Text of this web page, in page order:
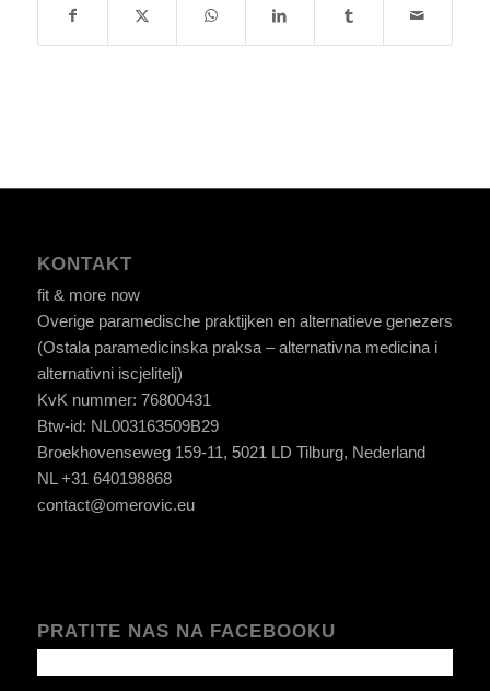
KONTAKT
fit & more now
Overige paramedische praktijken en alternatieve genezers
(Ostala paramedicinska praksa – alternativna medicina i
alternativni iscjelitelj)
KvK nummer: 76800431
Btw-id: NL003163509B29
Broekhovenseweg 159-11, 5021 LD Tilburg, Nederland
NL +31 640198868
contact@omerovic.eu
PRATITE NAS NA FACEBOOKU